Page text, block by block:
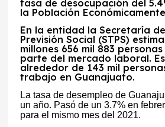
tasa de desocupación del
la Población
En la entidad la Secretaría
Previsión Social (STPS)
millones 656 mil 883
parte del mercado laboral.
alrededor de 143 mil
trabajo en Guanajuato.
La tasa de desempleo de
un año. Pasó de un 3.7% en
para el mismo mes del 2021.